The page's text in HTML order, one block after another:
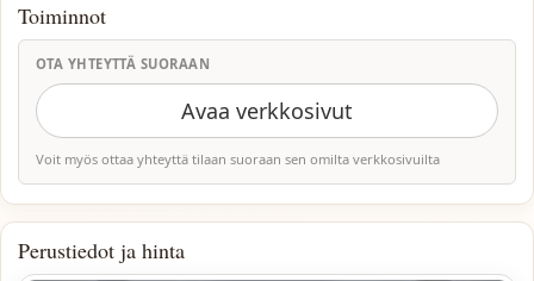
Toiminnot
OTA YHTEYTTÄ SUORAAN
Avaa verkkosivut
Voit myös ottaa yhteyttä tilaan suoraan sen omilta verkkosivuilta
Perustiedot ja hinta